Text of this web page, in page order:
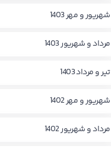
شهریور و مهر 1403
مرداد و شهریور 1403
تیر و مرداد 1403
شهریور و مهر 1402
مرداد و شهریور 1402